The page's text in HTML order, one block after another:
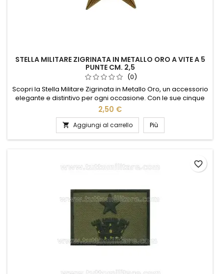
STELLA MILITARE ZIGRINATA IN METALLO ORO A VITE A 5
PUNTE CM. 2,5
(0)
Scopri la Stella Militare Zigrinata in Metallo Oro, un accessorio
elegante e distintivo per ogni occasione. Con le sue cinque
punte perfettamente scolpite e una dimensione compatta di
2,5 cm, questa stella è ideale per personalizzare
abbigliamento, borse o cappelli. La finitura dorata aggiunge
un tocco di lusso, mentre il design a vite garantisce un...
2,50 €
 Aggiungi al carrello Più
favorite_border